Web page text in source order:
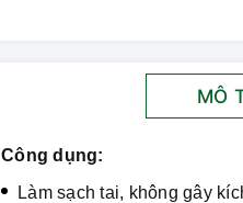
MÔ
Công dụng:
Làm sạch tai, không gây